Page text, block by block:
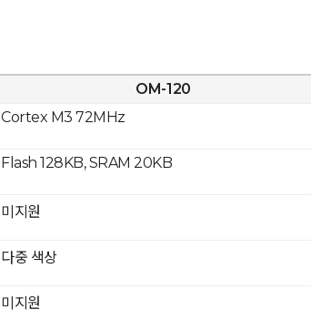
OM-120
Cortex M3 72MHz
Flash 128KB, SRAM 20KB
미지원
다중 색상
미지원